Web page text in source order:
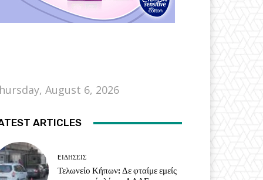
August 6, 2026
ARTICLES
EΙΔΗΣΕΙΣ
Τελωνείο Κήπων: Δε φταίμε εμείς